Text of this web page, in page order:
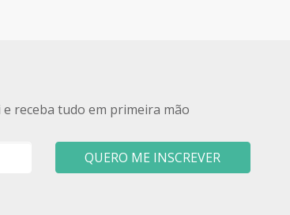
receba tudo em primeira mão
QUERO ME INSCREVER